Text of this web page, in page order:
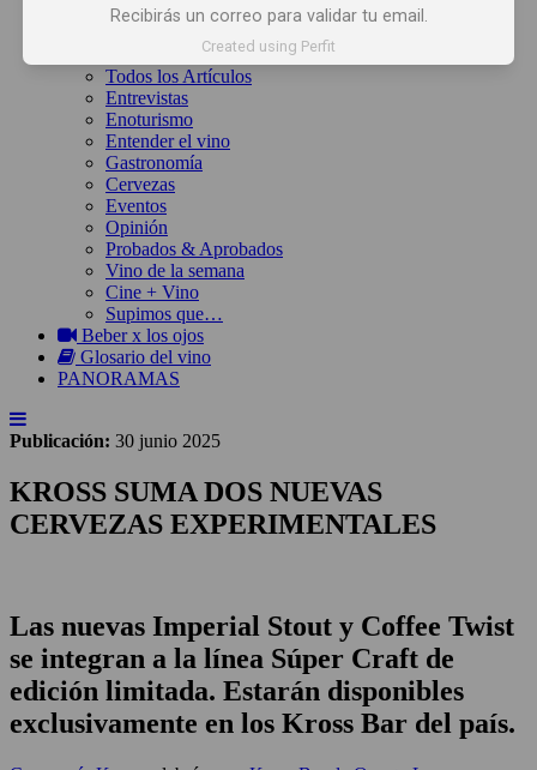
Inicio
Todos los Artículos
Entrevistas
Enoturismo
Entender el vino
Gastronomía
Cervezas
Eventos
Opinión
Probados & Aprobados
Vino de la semana
Cine + Vino
Supimos que…
Beber x los ojos
Glosario del vino
PANORAMAS
Publicación: 30 junio 2025
KROSS SUMA DOS NUEVAS
CERVEZAS EXPERIMENTALES
Las nuevas Imperial Stout y Coffee Twist
se integran a la línea Súper Craft de
edición limitada. Estarán disponibles
exclusivamente en los Kross Bar del país.
Recibirás un correo para validar tu email.
Created using Perfit